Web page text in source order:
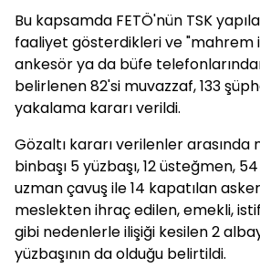
Bu kapsamda FETÖ'nün TSK
faaliyet gösterdikleri ve "mahrem
ankesör ya da büfe
belirlenen 82'si muvazzaf, 133
yakalama kararı verildi.
Gözaltı kararı verilenler arasında
binbaşı 5 yüzbaşı, 12 üsteğmen,
uzman çavuş ile 14 kapatılan
meslekten ihraç edilen, emekli,
gibi nedenlerle ilişiği kesilen 2
yüzbaşının da olduğu belirtildi.